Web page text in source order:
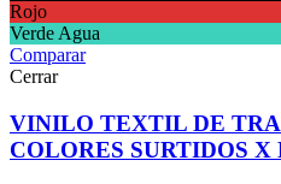
Rojo
Verde Agua
Comparar
Cerrar
VINILO TEXTIL DE
COLORES SURTIDOS X